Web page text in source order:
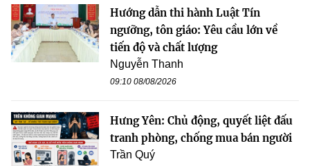
Hướng dẫn thi hành Luật Tín
ngưỡng, tôn giáo: Yêu cầu lớn về
tiến độ và chất lượng
Nguyễn Thanh
09:10 08/08/2026
Hưng Yên: Chủ động, quyết liệt đấu
tranh phòng, chống mua bán người
Trần Quý